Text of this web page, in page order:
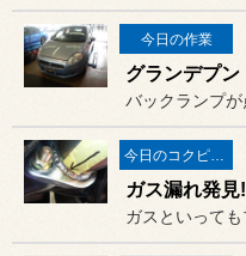
今日の作業
今日のコクピット西部
ガス漏れ発見!
ガスといっても